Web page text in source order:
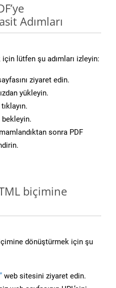
Adımları
lütfen şu adımları izleyin:
ziyaret edin.
yükleyin.
sonra PDF
biçimine
dönüştürmek için şu
web sitesini ziyaret edin.